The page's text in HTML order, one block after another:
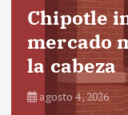
Chipotle
mercado
la cabeza
agosto 4, 2026